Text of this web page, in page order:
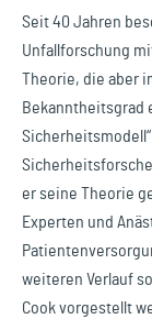
Seit 40 Jahren
Unfallforschung
Theorie, die aber
Bekanntheitsgrad
er seine Theorie
Experten und
weiteren Verlauf
Cook vorgestellt